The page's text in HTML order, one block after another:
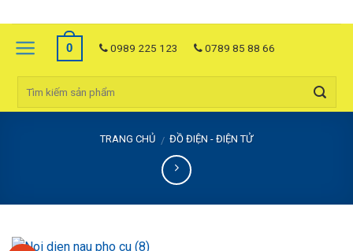
to
content
0 0989 225 123 0789 85 88 66
TRANG CHỦ / ĐỒ ĐIỆN - ĐIỆN TỬ